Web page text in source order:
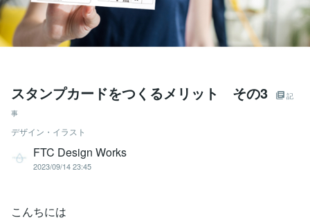
スタンプカードをつくるメリット その3
記
事
デザイン・イラスト
FTC Design Works
2023/09/14 23:45
こんちには